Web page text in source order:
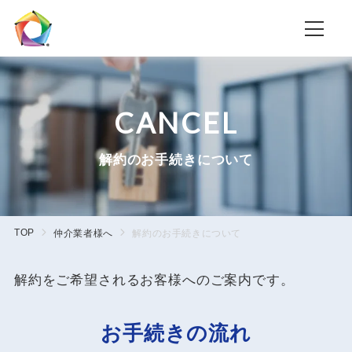
CANCEL
解約のお手続きについて
TOP 仲介業者様へ 解約のお手続きについて
解約をご希望されるお客様へのご案内です。
お手続きの流れ